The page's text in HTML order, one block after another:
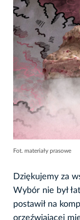
Fot. materiały prasowe
Dziękujemy za
Wybór nie był
postawił na
orzeźwiającej